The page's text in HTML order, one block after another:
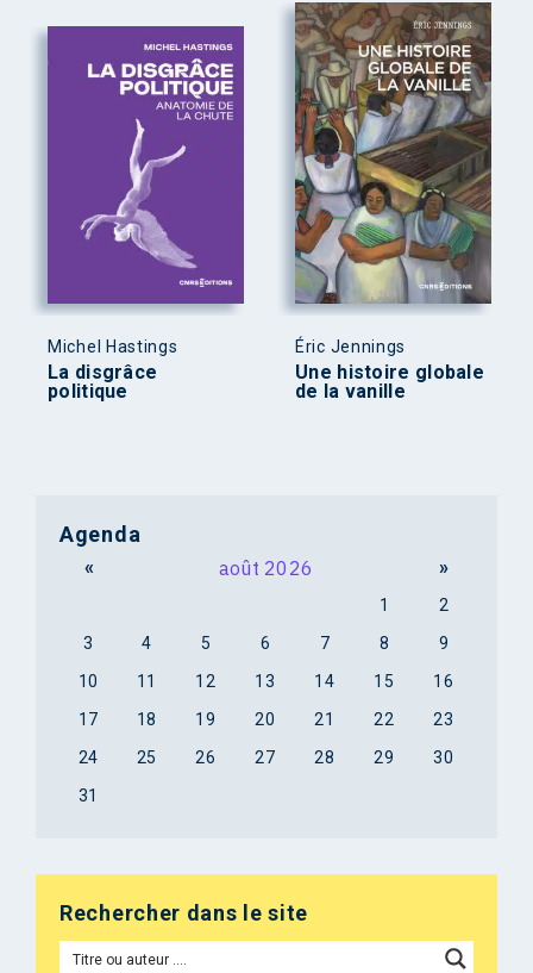
Michel Hastings
La disgrâce
politique
Éric Jennings
Une histoire globale
de la vanille
Agenda
« août 2026 »
1
2
3
4 5 6 7 8
9
10
11 12 13 14 15
16
17
18 19 20 21 22
23
24
25 26 27 28 29
30
31
Rechercher dans le site